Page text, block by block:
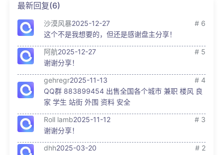
最新回复(6)
沙漠风暴2025-12-27
# 6
这个不是我想要的，但还是感谢盘主分享！
阿航2025-12-27
# 5
谢谢分享！
gehregr2025-11-13
# 4
QQ群 883899454 出售全国各个城市 兼职 楼风 良
家 学生 站街 外围 资料 安全
Roll lamb2025-11-12
# 3
谢谢分享！
dhh2025-03-20
# 2